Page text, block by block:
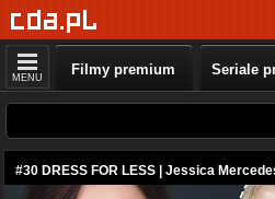
MENU Filmy premium Seriale
#30 DRESS FOR LESS | Jessica